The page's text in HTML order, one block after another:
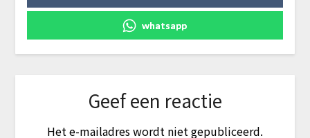
whatsapp
Geef een reactie
Het e-mailadres wordt niet gepubliceerd.